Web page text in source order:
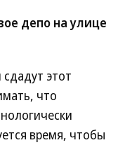
депо на улице
этот
что
время, чтобы